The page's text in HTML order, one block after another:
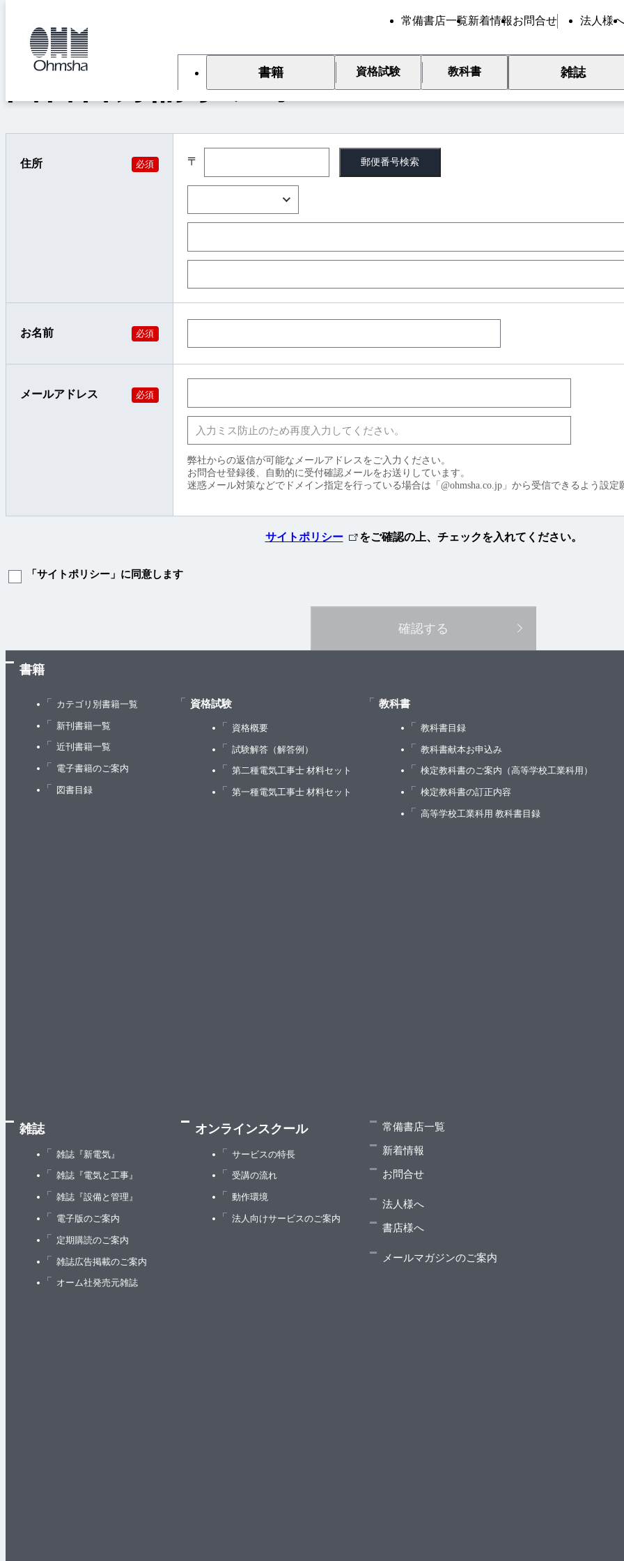
常備書店一覧新着情報お問合せ 法人様へ
書籍 資格試験 教科書 雑誌
図書目録請求フォーム
住所 必須 〒 郵便番号検索
お名前 必須
メールアドレス 必須
弊社からの返信が可能なメールアドレスをご入力ください。
お問合せ登録後、自動的に受付確認メールをお送りしています。
迷惑メール対策などでドメイン指定を行っている場合は「@ohmsha.co.jp」から受信できるよう設定
サイトポリシー
外
をご確認の上、 チェックを入れてください。
「サイトポリシー」に同意します
確認する
書籍
カテゴリ別書籍一覧
新刊書籍一覧
近刊書籍一覧
電子書籍のご案内
図書目録
資格試験
資格概要
試験解答（解答例）
第二種電気工事士 材料セット
第一種電気工事士 材料セット
教科書
教科書目録
教科書献本お申込み
検定教科書のご案内（高等学校工業科用）
検定教科書の訂正内容
高等学校工業科用 教科書目録
雑誌
雑誌『新電気』
雑誌『電気と工事』
雑誌『設備と管理』
電子版のご案内
定期購読のご案内
雑誌広告掲載のご案内
オーム社発売元雑誌
オンラインスクール
サービスの特長
受講の流れ
動作環境
法人向けサービスのご案内
常備書店一覧
新着情報
お問合せ
法人様へ
書店様へ
メールマガジンのご案内